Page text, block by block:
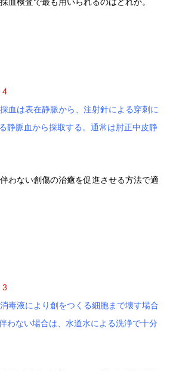
4
は表在静脈から、注射針による穿刺に
静脈血から採取する。通常は肘正中皮静
わない創傷の治癒を促進させる方法で適
液により創をつくる細胞まで壊す場合
わない場合は、水道水による洗浄で十分